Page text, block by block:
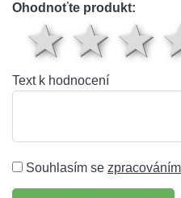
Ohodnoťte produkt:
2
1
Text k hodnocení
Souhlasím se